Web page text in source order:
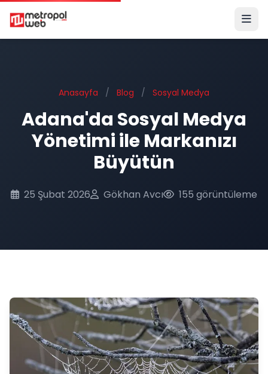
Ana içeriğe geç
Anasayfa / Blog / Sosyal Medya
Adana'da Sosyal Medya
Yönetimi ile Markanızı
Büyütün
25 Şubat 2026 Gökhan Avcı 155 görüntüleme